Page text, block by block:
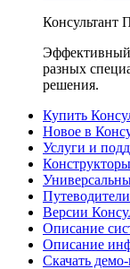
Консультант
разных
решения.
Купить
Новое в
Услуги и
Конструкторы
Версии
Описание
Описание
Скачать